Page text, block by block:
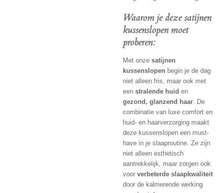
Waarom je deze satijnen
kussenslopen moet
proberen:
Met onze satijnen
kussenslopen begin je de dag
niet alleen fris, maar ook met
een stralende huid en
gezond, glanzend haar. De
combinatie van luxe comfort en
huid- en haarverzorging maakt
deze kussenslopen een must-
have in je slaaproutine. Ze zijn
niet alleen esthetisch
aantrekkelijk, maar zorgen ook
voor verbeterde slaapkwaliteit
door de kalmerende werking